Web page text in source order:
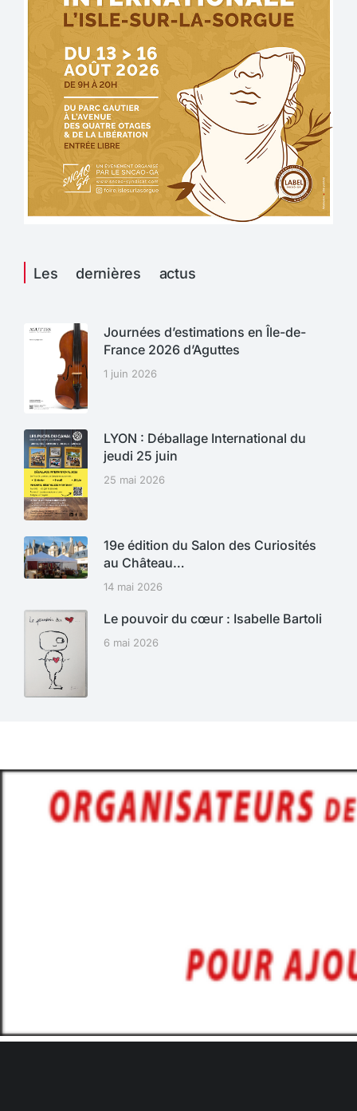
Les dernières actus
Journées d’estimations en Île-de-
France 2026 d’Aguttes
1 juin 2026
LYON : Déballage International du
jeudi 25 juin
25 mai 2026
19e édition du Salon des Curiosités
au Château…
14 mai 2026
Le pouvoir du cœur : Isabelle Bartoli
6 mai 2026